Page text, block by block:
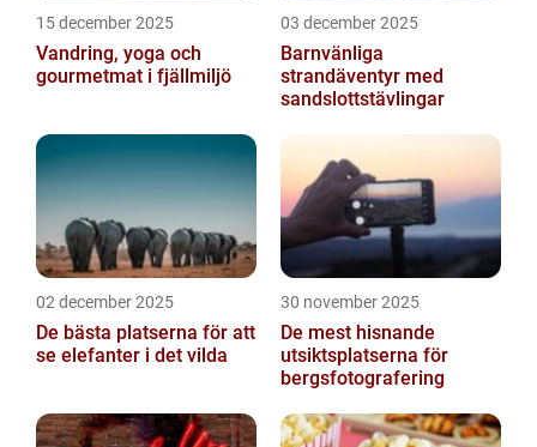
15 december 2025
Vandring, yoga och
gourmetmat i fjällmiljö
03 december 2025
Barnvänliga
strandäventyr med
sandslottstävlingar
02 december 2025
De bästa platserna för att
se elefanter i det vilda
30 november 2025
De mest hisnande
utsiktsplatserna för
bergsfotografering